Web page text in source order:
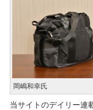
岡嶋和幸氏
当サイトのデイリー連